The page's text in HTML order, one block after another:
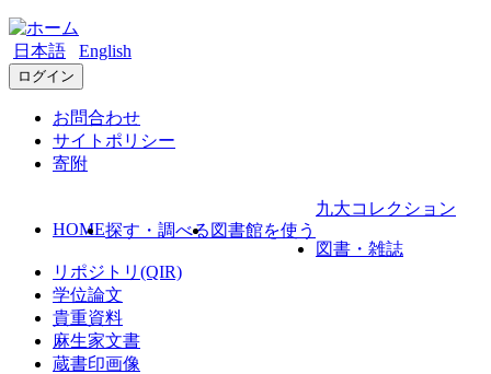
日本語 English
ログイン
お問合わせ
サイトポリシー
寄附
HOME探す・調べる 図書館を使う
九大コレクション
図書・雑誌
リポジトリ(QIR)
学位論文
貴重資料
麻生家文書
蔵書印画像